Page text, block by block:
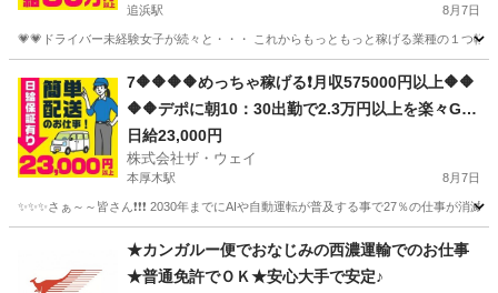
追浜駅 8月7日
💗💗ドライバー未経験女子が続々と・・・ これからもっともっと稼げる業種の１つ軽
追浜駅 ドライバー ネットスーパー
7🔶🔶🔶🔶めっちゃ稼げる❗️月収575000円以上🔶🔶
🔶🔶デポに朝10：30出勤で2.3万円以上を楽々GE
T❗️お寝坊さん大集合🎵軽貨物ドライバー🌸🌸
日給23,000円
株式会社ザ・ウェイ
本厚木駅 8月7日
✨✨✨さぁ～～皆さん❗️❗️❗️ 2030年までにAIや自動運転が普及する事で27％の仕事が消
本厚木駅 ドライバー ネットスーパー
★カンガルー便でおなじみの西濃運輸でのお仕事
★普通免許でＯＫ★安心大手で安定♪